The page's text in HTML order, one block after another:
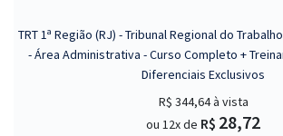
TRT 1ª Região (RJ) - Tribunal Regional do
- Área Administrativa - Curso Completo +
Diferenciais Exclusivos
R$ 344,64à vista
ou 12x de R$ 28,72